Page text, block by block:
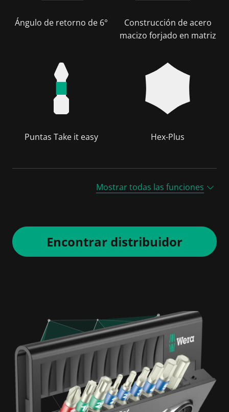
Ángulo de retorno de 6°
Construcción de acero
macizo forjado en matriz
Puntas Take it easy Hex-Plus
Mostrar todas las funciones
Encontrar distribuidor